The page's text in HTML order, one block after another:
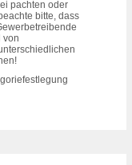
pachten oder
bitte, dass
von